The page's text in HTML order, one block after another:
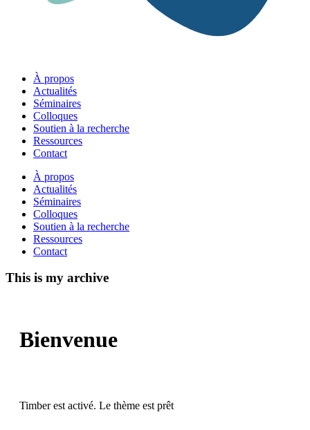
À propos
Actualités
Séminaires
Colloques
Soutien à la recherche
Ressources
Contact
À propos
Actualités
Séminaires
Colloques
Soutien à la recherche
Ressources
Contact
This is my archive
Bienvenue
Timber est activé. Le thème est prêt